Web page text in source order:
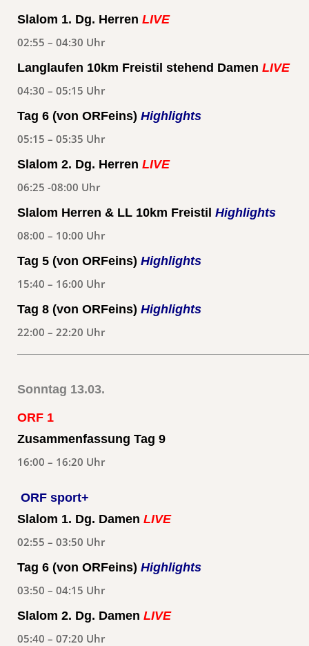
Slalom 1. Dg. Herren LIVE
02:55 – 04:30 Uhr
Langlaufen 10km Freistil stehend Damen LIVE
04:30 – 05:15 Uhr
Tag 6 (von ORFeins) Highlights
05:15 – 05:35 Uhr
Slalom 2. Dg. Herren LIVE
06:25 -08:00 Uhr
Slalom Herren & LL 10km Freistil Highlights
08:00 – 10:00 Uhr
Tag 5 (von ORFeins) Highlights
15:40 – 16:00 Uhr
Tag 8 (von ORFeins) Highlights
22:00 – 22:20 Uhr
Sonntag 13.03.
ORF 1
Zusammenfassung Tag 9
16:00 – 16:20 Uhr
ORF sport+
Slalom 1. Dg. Damen LIVE
02:55 – 03:50 Uhr
Tag 6 (von ORFeins) Highlights
03:50 – 04:15 Uhr
Slalom 2. Dg. Damen LIVE
05:40 – 07:20 Uhr